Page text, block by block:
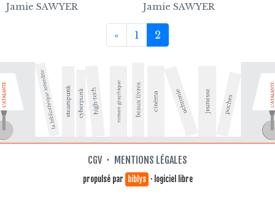
Jamie SAWYER Jamie SAWYER
« 1 2
CGV · MENTIONS LÉGALES
propulsé par biblys · logiciel libre